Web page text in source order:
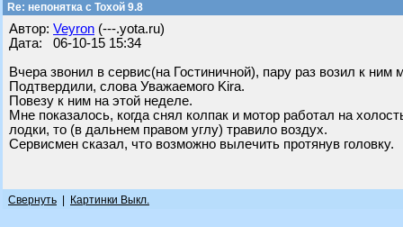
Re: непонятка с Тохой 9.8
Автор: Veyron (---.yota.ru)
Дата: 06-10-15 15:34
Вчера звонил в сервис(на Гостиничной), пару раз возил к ним
Подтвердили, слова Уважаемого Kira.
Повезу к ним на этой неделе.
Мне показалось, когда снял колпак и мотор работал на
лодки, то (в дальнем правом углу) травило воздух.
Сервисмен сказал, что возможно вылечить протянув головку.
Свернуть Картинки Выкл.